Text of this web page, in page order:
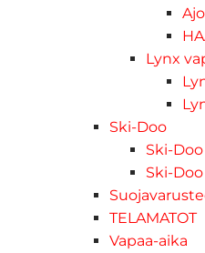
Lynx
Ski-Doo
Ski-
Ski-
TELAMATOT
Vapaa-aika